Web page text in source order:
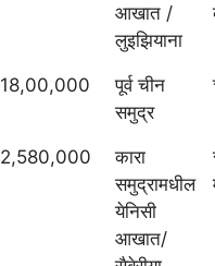
आखात /
लुइझियाना
18,00,000
पूर्व चीन
समुद्र
2,580,000
कारा
समुद्रामधील
येनिसी
आखात/